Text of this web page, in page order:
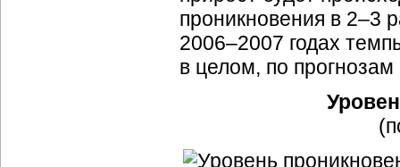
проникновения в 2–3
2006–2007 годах
в целом, по